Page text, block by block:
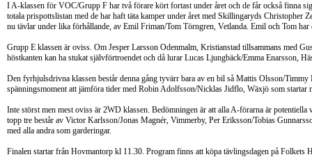
I A-klassen för VOC/Grupp F har två förare kört fortast under året och de får också finna
totala prispottslistan med de har haft täta kamper under året med Skillingaryds Christopher
nu tävlar under lika förhållande, av Emil Friman/Tom Törngren, Vetlanda. Emil och Tom
Grupp E klassen är oviss. Om Jesper Larsson Odenmalm, Kristianstad tillsammans med
höstkanten kan ha stukat självförtroendet och då lurar Lucas Ljungbäck/Emma Enarsson,
Den fyrhjulsdrivna klassen består denna gång tyvärr bara av en bil så Mattis Olsson/
spänningsmoment att jämföra tider med Robin Adolfsson/Nicklas Jidflo, Wäxjö som
Inte störst men mest oviss är 2WD klassen. Bedömningen är att alla A-förarna är
topp tre består av Victor Karlsson/Jonas Magnér, Vimmerby, Per Eriksson/Tobias
med alla andra som garderingar.
Finalen startar från Hovmantorp kl 11.30. Program finns att köpa tävlingsdagen på